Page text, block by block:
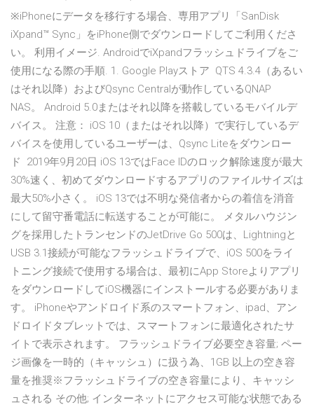
※iPhoneにデータを移行する場合、専用アプリ「SanDisk
iXpand™ Sync」をiPhone側でダウンロードしてご利用くださ
い。 利用イメージ. AndroidでiXpandフラッシュドライブをご
使用になる際の手順. 1. Google Playストア QTS 4.3.4（あるい
はそれ以降）およびQsync Centralが動作しているQNAP
NAS。 Android 5.0またはそれ以降を搭載しているモバイルデ
バイス。 注意： iOS 10（またはそれ以降）で実行しているデ
バイスを使用しているユーザーは、Qsync Liteをダウンロー
ド 2019年9月20日 iOS 13ではFace IDのロック解除速度が最大
30%速く、初めてダウンロードするアプリのファイルサイズは
最大50%小さく。 iOS 13では不明な発信者からの着信を消音
にして留守番電話に転送することが可能に。 メタルハウジン
グを採用したトランセンドのJetDrive Go 500は、Lightningと
USB 3.1接続が可能なフラッシュドライブで、iOS 500をライ
トニング接続で使用する場合は、最初にApp Storeよりアプリ
をダウンロードしてiOS機器にインストールする必要がありま
す。 iPhoneやアンドロイド系のスマートフォン、ipad、アン
ドロイドタブレットでは、スマートフォンに最適化されたサ
イトで表示されます。 フラッシュドライブ必要空き容量; ペー
ジ画像を一時的（キャッシュ）に扱う為、1GB 以上の空き容
量を推奨※フラッシュドライブの空き容量により、キャッシ
ュされる その他; インターネットにアクセス可能な状態である